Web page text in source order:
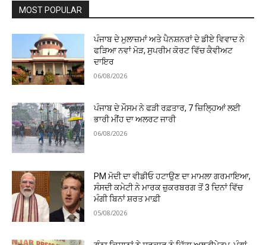
MOST POPULAR
ਪੰਜਾਬ ਦੇ ਮੁਲਾਜ਼ਮਾਂ ਅਤੇ ਪੈਨਸ਼ਨਰਾਂ ਦੇ ਡੀਏ ਵਿਵਾਦ ਨੇ
ਫੜਿਆ ਨਵਾਂ ਮੋੜ, ਸੁਪਰੀਮ ਕੋਰਟ ਵਿੱਚ ਕੈਵੀਅਟ
ਦਾਇਰ
06/08/2026
ਪੰਜਾਬ ਦੇ ਮੌਸਮ ਨੇ ਫੜੀ ਰਫ਼ਤਾਰ, 7 ਜ਼ਿਲ੍ਹਿਆਂ ਲਈ
ਭਾਰੀ ਮੀਂਹ ਦਾ ਅਲਰਟ ਜਾਰੀ
06/08/2026
PM ਮੋਦੀ ਦਾ ਵੀਡੀਓ ਹਟਾਉਣ ਦਾ ਮਾਮਲਾ ਗਰਮਾਇਆ,
ਸੰਸਦੀ ਕਮੇਟੀ ਨੇ ਮਾਰਕ ਜ਼ੁਕਰਬਰਗ ਤੋਂ 3 ਦਿਨਾਂ ਵਿੱਚ
ਮੰਗੀ ਬਿਨਾਂ ਸ਼ਰਤ ਮਾਫ਼ੀ
05/08/2026